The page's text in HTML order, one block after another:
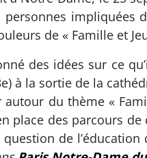
personnes impliquées
de « Famille et
des idées sur ce
à la sortie de la
autour du thème «
place des parcours
de